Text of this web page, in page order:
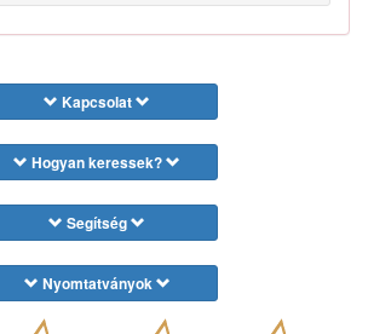
Kapcsolat
Hogyan keressek?
Segítség
Nyomtatványok